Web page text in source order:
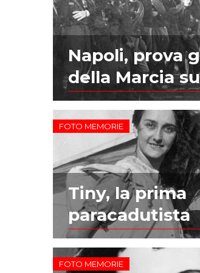
Napoli, prova
della Marcia
FOTO MEMORIE
Tiny, la prima
paracadutista
FOTO MEMORIE